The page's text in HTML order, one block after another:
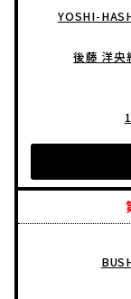
YOSHI-
後藤 洋央